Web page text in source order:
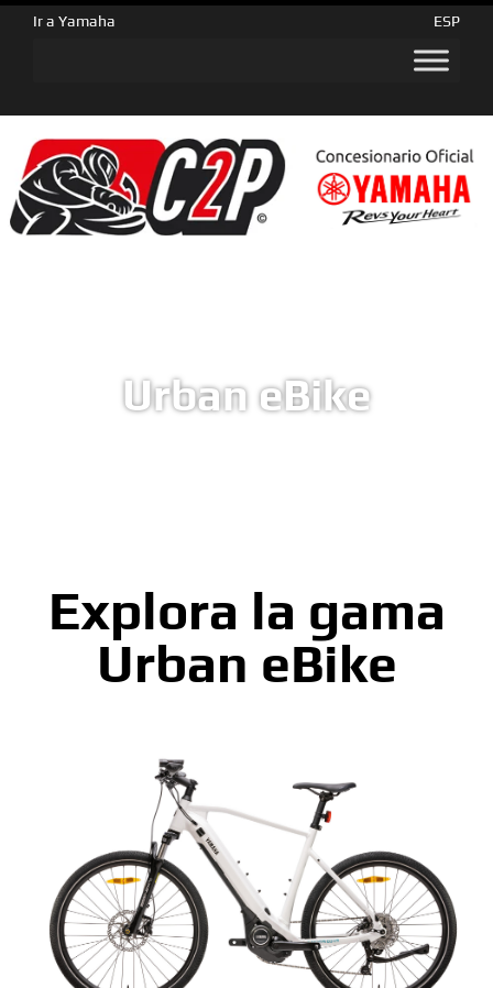
Ir a Yamaha ESP
Urban eBike
Explora la gama
Urban eBike